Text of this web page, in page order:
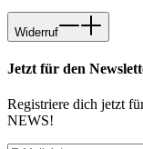
Widerruf
Jetzt für den
Registriere dich jetzt
NEWS!